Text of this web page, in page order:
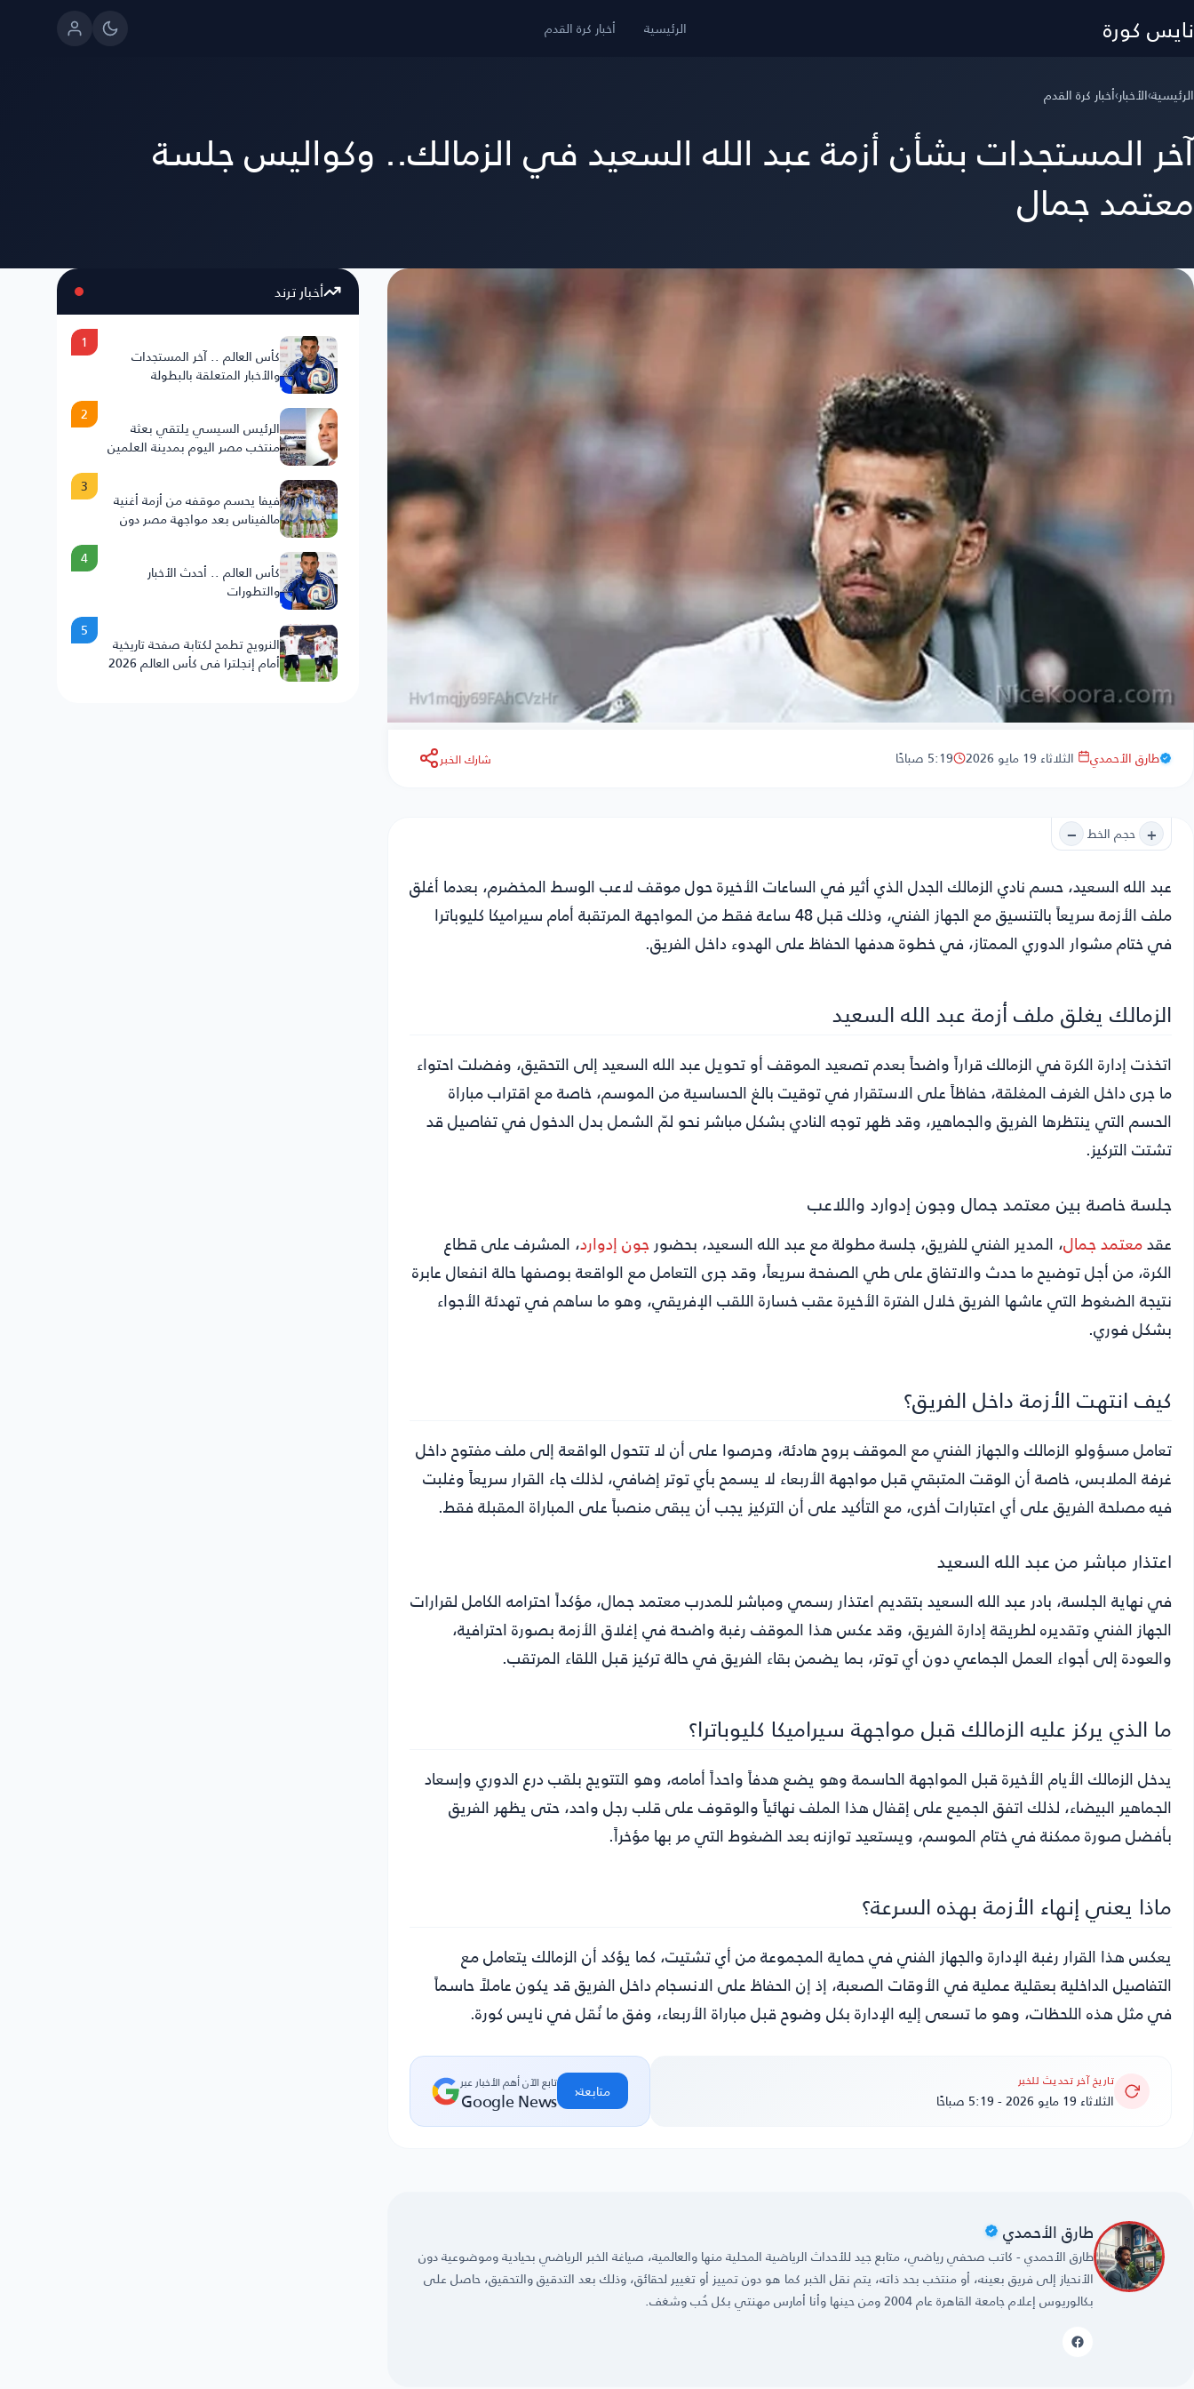
نايس كورة الرئيسية أخبار كرة القدم
الرئيسية›الأخبار›أخبار كرة القدم
آخر المستجدات بشأن أزمة عبد الله السعيد في الزمالك.. وكواليس جلسة
معتمد جمال
طارق الأحمدي الثلاثاء 19 مايو 2026 5:19 صباحًا شارك الخبر
+ حجم الخط −
عبد الله السعيد، حسم نادي الزمالك الجدل الذي أثير في الساعات الأخيرة حول موقف لاعب الوسط المخضرم، بعدما أغلق
ملف الأزمة سريعاً بالتنسيق مع الجهاز الفني، وذلك قبل 48 ساعة فقط من المواجهة المرتقبة أمام سيراميكا كليوباترا
في ختام مشوار الدوري الممتاز، في خطوة هدفها الحفاظ على الهدوء داخل الفريق.
الزمالك يغلق ملف أزمة عبد الله السعيد
اتخذت إدارة الكرة في الزمالك قراراً واضحاً بعدم تصعيد الموقف أو تحويل عبد الله السعيد إلى التحقيق، وفضلت احتواء
ما جرى داخل الغرف المغلقة، حفاظاً على الاستقرار في توقيت بالغ الحساسية من الموسم، خاصة مع اقتراب مباراة
الحسم التي ينتظرها الفريق والجماهير، وقد ظهر توجه النادي بشكل مباشر نحو لمّ الشمل بدل الدخول في تفاصيل قد
تشتت التركيز.
جلسة خاصة بين معتمد جمال وجون إدوارد واللاعب
عقدمعتمد جمال، المدير الفني للفريق، جلسة مطولة مع عبد الله السعيد، بحضورجون إدوارد، المشرف على قطاع
الكرة، من أجل توضيح ما حدث والاتفاق على طي الصفحة سريعاً، وقد جرى التعامل مع الواقعة بوصفها حالة انفعال عابرة
نتيجة الضغوط التي عاشها الفريق خلال الفترة الأخيرة عقب خسارة اللقب الإفريقي، وهو ما ساهم في تهدئة الأجواء
بشكل فوري.
كيف انتهت الأزمة داخل الفريق؟
تعامل مسؤولو الزمالك والجهاز الفني مع الموقف بروح هادئة، وحرصوا على أن لا تتحول الواقعة إلى ملف مفتوح داخل
غرفة الملابس، خاصة أن الوقت المتبقي قبل مواجهة الأربعاء لا يسمح بأي توتر إضافي، لذلك جاء القرار سريعاً وغلبت
فيه مصلحة الفريق على أي اعتبارات أخرى، مع التأكيد على أن التركيز يجب أن يبقى منصباً على المباراة المقبلة فقط.
اعتذار مباشر من عبد الله السعيد
في نهاية الجلسة، بادر عبد الله السعيد بتقديم اعتذار رسمي ومباشر للمدرب معتمد جمال، مؤكداً احترامه الكامل لقرارات
الجهاز الفني وتقديره لطريقة إدارة الفريق، وقد عكس هذا الموقف رغبة واضحة في إغلاق الأزمة بصورة احترافية،
والعودة إلى أجواء العمل الجماعي دون أي توتر، بما يضمن بقاء الفريق في حالة تركيز قبل اللقاء المرتقب.
ما الذي يركز عليه الزمالك قبل مواجهة سيراميكا كليوباترا؟
يدخل الزمالك الأيام الأخيرة قبل المواجهة الحاسمة وهو يضع هدفاً واحداً أمامه، وهو التتويج بلقب درع الدوري وإسعاد
الجماهير البيضاء، لذلك اتفق الجميع على إقفال هذا الملف نهائياً والوقوف على قلب رجل واحد، حتى يظهر الفريق
بأفضل صورة ممكنة في ختام الموسم، ويستعيد توازنه بعد الضغوط التي مر بها مؤخراً.
ماذا يعني إنهاء الأزمة بهذه السرعة؟
يعكس هذا القرار رغبة الإدارة والجهاز الفني في حماية المجموعة من أي تشتيت، كما يؤكد أن الزمالك يتعامل مع
التفاصيل الداخلية بعقلية عملية في الأوقات الصعبة، إذ إن الحفاظ على الانسجام داخل الفريق قد يكون عاملاً حاسماً
في مثل هذه اللحظات، وهو ما تسعى إليه الإدارة بكل وضوح قبل مباراة الأربعاء، وفق ما نُقل فينايس كورة.
تاريخ آخر تحديث للخبر
الثلاثاء 19 مايو 2026 - 5:19 صباحًا
تابع الآن أهم الأخبار عبر
Google News متابعة‹
طارق الأحمدي
طارق الأحمدي - كاتب صحفي رياضي، متابع جيد للأحداث الرياضية المحلية منها والعالمية، صياغة الخبر الرياضي بحيادية وموضوعية دون
الأنحياز إلى فريق بعينه، أو منتخب بحد ذاته، يتم نقل الخبر كما هو دون تمييز أو تغيير لحقائق، وذلك بعد التدقيق والتحقيق، حاصل على
بكالوريوس إعلام جامعة القاهرة عام 2004 ومن حينها وأنا أمارس مهنتي بكل حُب وشغف.
أخبار ترند
كأس العالم .. آخر المستجدات
والأخبار المتعلقة بالبطولة
1
الرئيس السيسي يلتقي بعثة
منتخب مصر اليوم بمدينة العلمين
2
فيفا يحسم موقفه من أزمة أغنية
مالفيناس بعد مواجهة مصر دون
3
كأس العالم .. أحدث الأخبار
والتطورات
4
النرويج تطمح لكتابة صفحة تاريخية
أمام إنجلترا في كأس العالم 2026
5